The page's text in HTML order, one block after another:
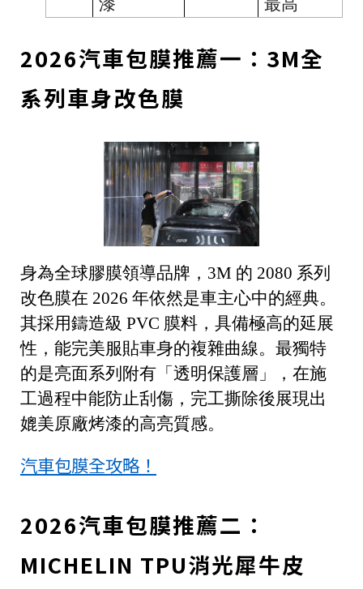
漆 最高
2026汽車包膜推薦一：3M全
系列車身改色膜
身為全球膠膜領導品牌，3M 的 2080 系列
改色膜在 2026 年依然是車主心中的經典。
其採用鑄造級 PVC 膜料，具備極高的延展
性，能完美服貼車身的複雜曲線。最獨特
的是亮面系列附有「透明保護層」，在施
工過程中能防止刮傷，完工撕除後展現出
媲美原廠烤漆的高亮質感。
汽車包膜全攻略！
2026汽車包膜推薦二：
MICHELIN TPU消光犀牛皮